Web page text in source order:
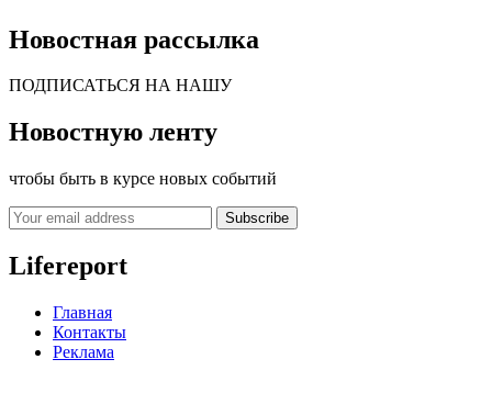
Новостная рассылка
ПОДПИСАТЬСЯ НА НАШУ
Новостную ленту
чтобы быть в курсе новых событий
Subscribe
Lifereport
Главная
Контакты
Реклама